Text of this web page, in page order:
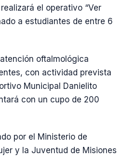
el operativo “Ver
a estudiantes de entre 6
oftalmológica
con actividad prevista
Municipal Danielito
con un cupo de 200
por el Ministerio de
y la Juventud de Misiones